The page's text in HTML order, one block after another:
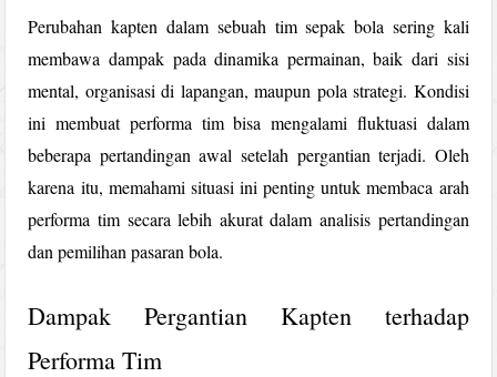
Perubahan kapten dalam sebuah tim sepak bola sering kali
membawa dampak pada dinamika permainan, baik dari sisi
mental, organisasi di lapangan, maupun pola strategi. Kondisi
ini membuat performa tim bisa mengalami fluktuasi dalam
beberapa pertandingan awal setelah pergantian terjadi. Oleh
karena itu, memahami situasi ini penting untuk membaca arah
performa tim secara lebih akurat dalam analisis pertandingan
dan pemilihan pasaran bola.
Dampak Pergantian Kapten terhadap
Performa Tim